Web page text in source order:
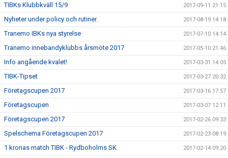
TIBKs Klubbkväll 15/9 2017-09-11 21:15
Nyheter under policy och rutiner. 2017-08-19 14:18
Tranemo IBKs nya styrelse 2017-07-10 14:14
Tranemo innebandyklubbs årsmöte 2017 2017-05-10 21:46
Info angående kvalet! 2017-03-31 14:05
TIBK-Tipset 2017-03-27 20:32
Företagscupen 2017 2017-03-16 17:57
Företagscupen 2017-03-07 12:11
Företagscupen 2017 2017-02-26 09:33
Spelschema Företagscupen 2017 2017-02-23 08:19
1 kronas match TIBK - Rydboholms SK 2017-02-14 09:20